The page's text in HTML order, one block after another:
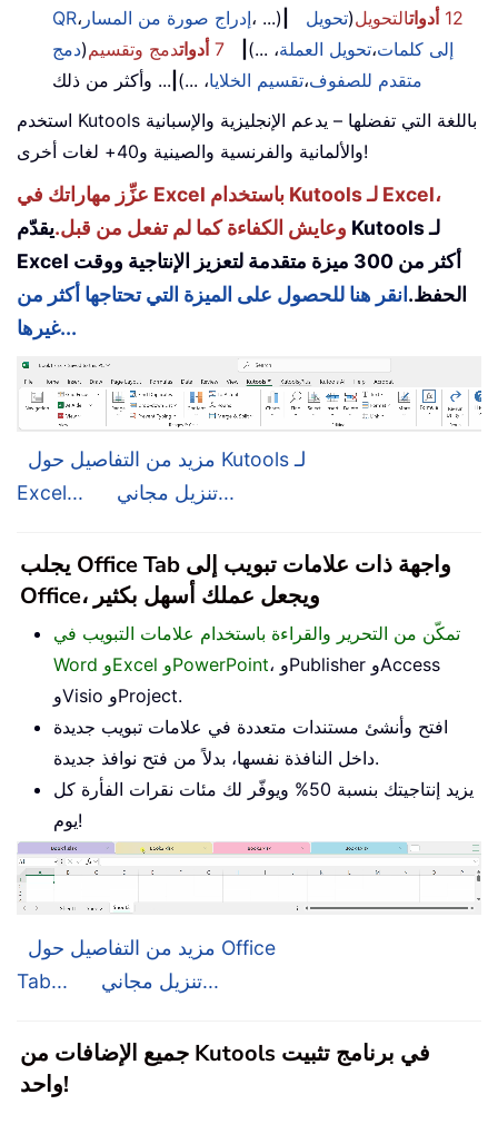
QR، إدراج صورة من المسار، ...) 12 أدواتالتحويل(تحويل
إلى كلمات،تحويل العملة، ...) 7 أدواتدمج وتقسيم(دمج
متقدم للصفوف،تقسيم الخلايا، ...) ... وأكثر من ذلك
استخدم Kutools باللغة التي تفضلها – يدعم الإنجليزية والإسبانية
والألمانية والفرنسية والصينية و40+ لغات أخرى!
عزِّز مهاراتك في Excel باستخدام Kutools لـ Excel،
وعايش الكفاءة كما لم تفعل من قبل.يقدّم Kutools لـ
Excel أكثر من 300 ميزة متقدمة لتعزيز الإنتاجية ووقت
الحفظ. انقر هنا للحصول على الميزة التي تحتاجها أكثر من
غيرها...
مزيد من التفاصيل حول Kutools لـ
Excel...
تنزيل مجاني...
يجلب Office Tab واجهة ذات علامات تبويب إلى
Office، ويجعل عملك أسهل بكثير
تمكّن من التحرير والقراءة باستخدام علامات التبويب في
Word وExcel وPowerPoint، وPublisher وAccess
وVisio وProject.
افتح وأنشئ مستندات متعددة في علامات تبويب جديدة
داخل النافذة نفسها، بدلاً من فتح نوافذ جديدة.
يزيد إنتاجيتك بنسبة 50% ويوفّر لك مئات نقرات الفأرة كل
يوم!
مزيد من التفاصيل حول Office
Tab...
تنزيل مجاني...
جميع الإضافات من Kutools في برنامج تثبيت
واحد!